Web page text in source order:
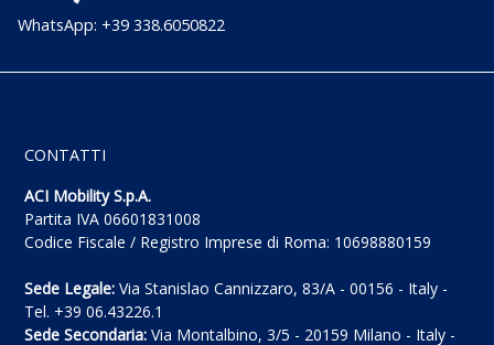
WhatsApp: +39 338.6050822
CONTATTI
ACI Mobility S.p.A.
Partita IVA 06601831008
Codice Fiscale / Registro Imprese di Roma: 10698880159
Sede Legale: Via Stanislao Cannizzaro, 83/A - 00156 - Italy -
Tel. +39 06.43226.1
Sede Secondaria: Via Montalbino, 3/5 - 20159 Milano - Italy -